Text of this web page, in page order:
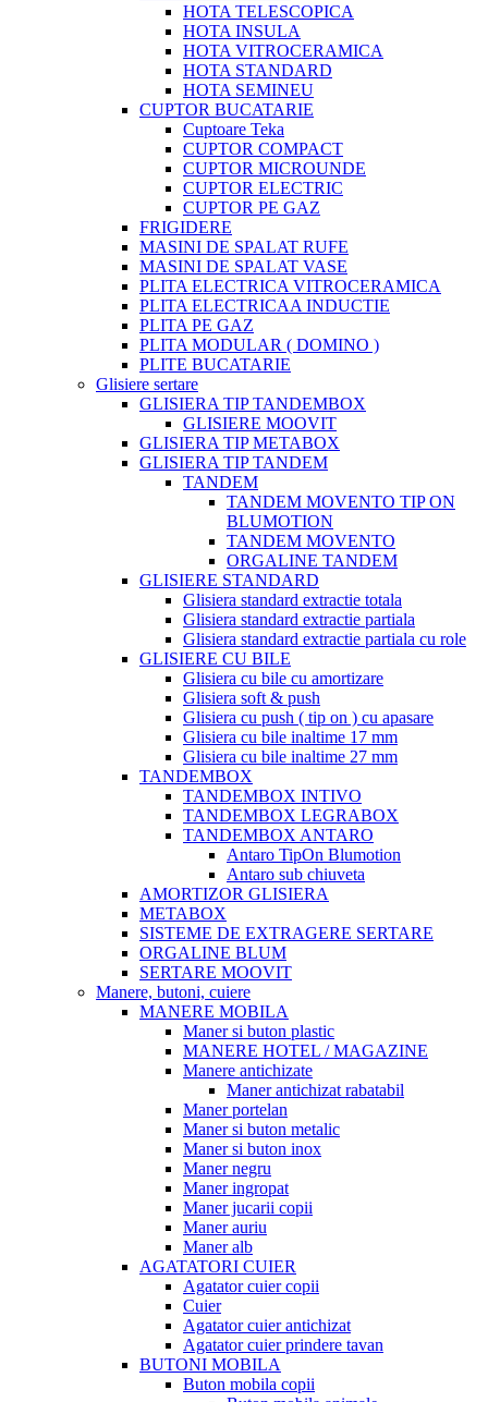
HOTA TELESCOPICA
HOTA INSULA
HOTA VITROCERAMICA
HOTA STANDARD
HOTA SEMINEU
CUPTOR BUCATARIE
Cuptoare Teka
CUPTOR COMPACT
CUPTOR MICROUNDE
CUPTOR ELECTRIC
CUPTOR PE GAZ
FRIGIDERE
MASINI DE SPALAT RUFE
MASINI DE SPALAT VASE
PLITA ELECTRICA VITROCERAMICA
PLITA ELECTRICAA INDUCTIE
PLITA PE GAZ
PLITA MODULAR ( DOMINO )
PLITE BUCATARIE
Glisiere sertare
GLISIERA TIP TANDEMBOX
GLISIERE MOOVIT
GLISIERA TIP METABOX
GLISIERA TIP TANDEM
TANDEM
TANDEM MOVENTO TIP ON
BLUMOTION
TANDEM MOVENTO
ORGALINE TANDEM
GLISIERE STANDARD
Glisiera standard extractie totala
Glisiera standard extractie partiala
Glisiera standard extractie partiala cu role
GLISIERE CU BILE
Glisiera cu bile cu amortizare
Glisiera soft & push
Glisiera cu push ( tip on ) cu apasare
Glisiera cu bile inaltime 17 mm
Glisiera cu bile inaltime 27 mm
TANDEMBOX
TANDEMBOX INTIVO
TANDEMBOX LEGRABOX
TANDEMBOX ANTARO
Antaro TipOn Blumotion
Antaro sub chiuveta
AMORTIZOR GLISIERA
METABOX
SISTEME DE EXTRAGERE SERTARE
ORGALINE BLUM
SERTARE MOOVIT
Manere, butoni, cuiere
MANERE MOBILA
Maner si buton plastic
MANERE HOTEL / MAGAZINE
Manere antichizate
Maner antichizat rabatabil
Maner portelan
Maner si buton metalic
Maner si buton inox
Maner negru
Maner ingropat
Maner jucarii copii
Maner auriu
Maner alb
AGATATORI CUIER
Agatator cuier copii
Cuier
Agatator cuier antichizat
Agatator cuier prindere tavan
BUTONI MOBILA
Buton mobila copii